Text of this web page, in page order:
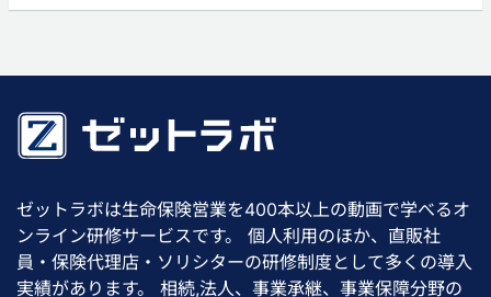
ゼットラボは生命保険営業を400本以上の動画で学べるオ
ンライン研修サービスです。 個人利用のほか、直販社
員・保険代理店・ソリシターの研修制度として多くの導入
実績があります。 相続,法人、事業承継、事業保障分野の